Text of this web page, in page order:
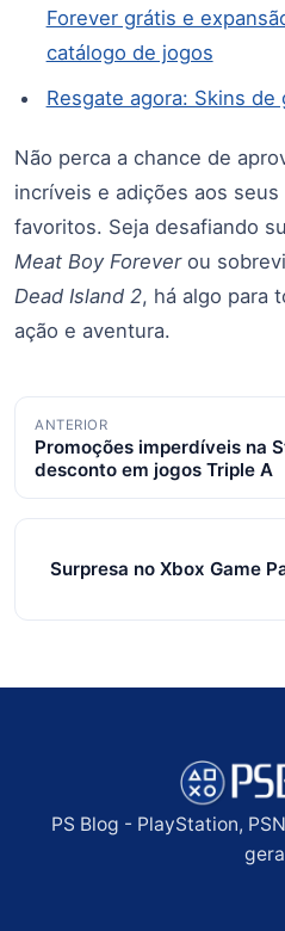
Forever grátis e
catálogo de jogos
Resgate agora: Skins de
Não perca a chance de
incríveis e adições aos
favoritos. Seja desafiando
Meat Boy Foreverou
Dead Island 2, há algo para
ação e aventura.
Navegação
de
posts
ANTERIOR
Promoções imperdíveis na
desconto em jogos Triple A
Surpresa no Xbox Game
PS Blog - PlayStation,